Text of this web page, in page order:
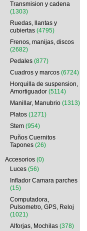
Transmision y cadena
(1303)
Ruedas, llantas y
cubiertas (4795)
Frenos, manijas, discos
(2682)
Pedales (877)
Cuadros y marcos (6724)
Horquilla de suspension,
Amortiguador (5114)
Manillar, Manubrio (1313)
Platos (1271)
Stem (954)
Puños Cuernitos
Tapones (26)
Accesorios (0)
Luces (56)
Inflador Camara parches
(15)
Computadora,
Pulsometro, GPS, Reloj
(1021)
Alforjas, Mochilas (378)